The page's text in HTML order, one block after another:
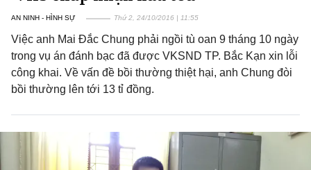
AN NINH - HÌNH SỰ Thứ 2, 24/10/2016 | 11:55
Việc anh Mai Đắc Chung phải ngồi tù oan 9 tháng 10 ngày
trong vụ án đánh bạc đã được VKSND TP. Bắc Kạn xin lỗi
công khai. Về vấn đề bồi thường thiệt hại, anh Chung đòi
bồi thường lên tới 13 tỉ đồng.